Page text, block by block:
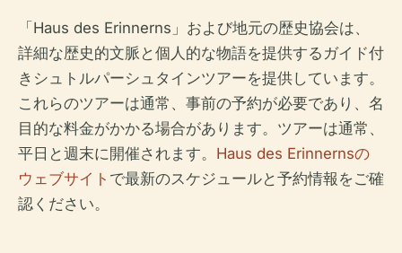
「Haus des Erinnerns」および地元の歴史協会は、
詳細な歴史的文脈と個人的な物語を提供するガイド付
きシュトルパーシュタインツアーを提供しています。
これらのツアーは通常、事前の予約が必要であり、名
目的な料金がかかる場合があります。ツアーは通常、
平日と週末に開催されます。 Haus des Erinnernsの
ウェブサイト で最新のスケジュールと予約情報をご確
認ください。